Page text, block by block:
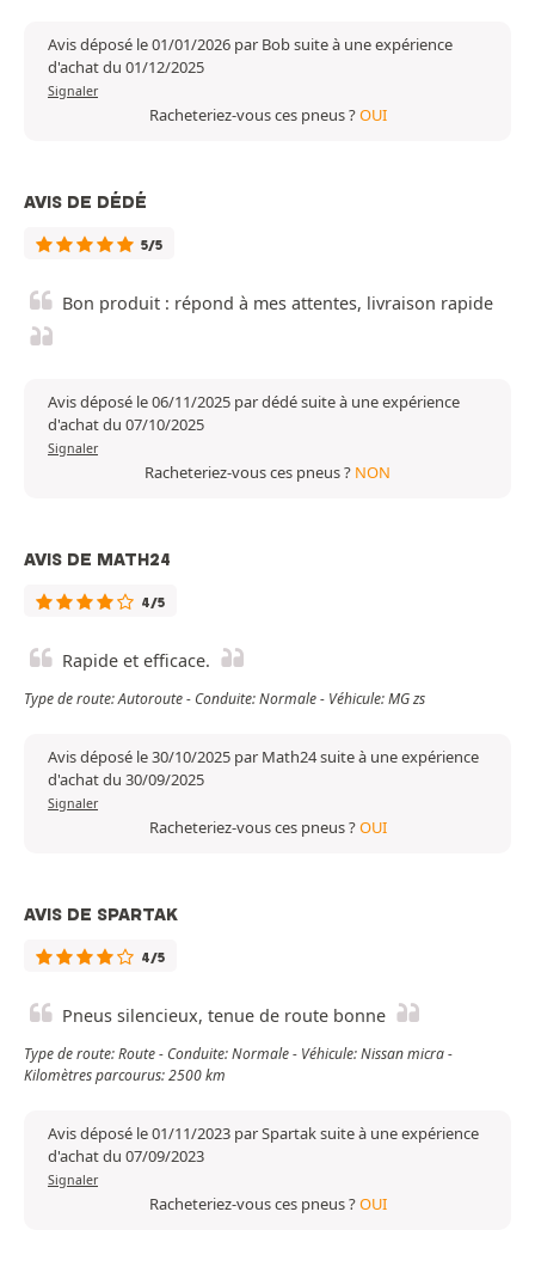
Avis déposé le 01/01/2026 par Bob suite à une expérience
d'achat du 01/12/2025
Signaler
Racheteriez-vous ces pneus ?OUI
AVIS DE DÉDÉ
5/5
Bon produit : répond à mes attentes, livraison rapide
Avis déposé le 06/11/2025 par dédé suite à une expérience
d'achat du 07/10/2025
Signaler
Racheteriez-vous ces pneus ? NON
AVIS DE MATH24
4/5
Rapide et efficace.
Type de route: Autoroute - Conduite: Normale - Véhicule: MG zs
Avis déposé le 30/10/2025 par Math24 suite à une expérience
d'achat du 30/09/2025
Signaler
Racheteriez-vous ces pneus ?OUI
AVIS DE SPARTAK
4/5
Pneus silencieux, tenue de route bonne
Type de route: Route - Conduite: Normale - Véhicule: Nissan micra -
Kilomètres parcourus: 2500 km
Avis déposé le 01/11/2023 par Spartak suite à une expérience
d'achat du 07/09/2023
Signaler
Racheteriez-vous ces pneus ?OUI